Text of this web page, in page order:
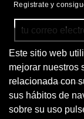
Registrate y
Este sitio web
mejorar nuestros
relacionada con
sus hábitos de
sobre su uso